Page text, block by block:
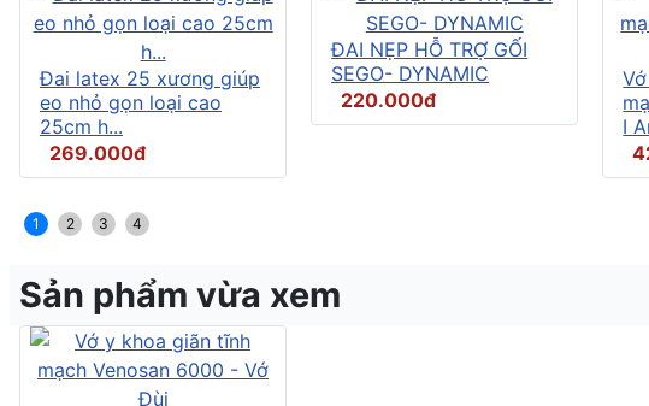
Đai latex 25 xương giúp
eo nhỏ gọn loại cao
25cm h...
269.000đ
ĐAI NẸP HỖ TRỢ GỐI
SEGO- DYNAMIC
220.000đ
I
1 2 3 4
Sản phẩm vừa xem